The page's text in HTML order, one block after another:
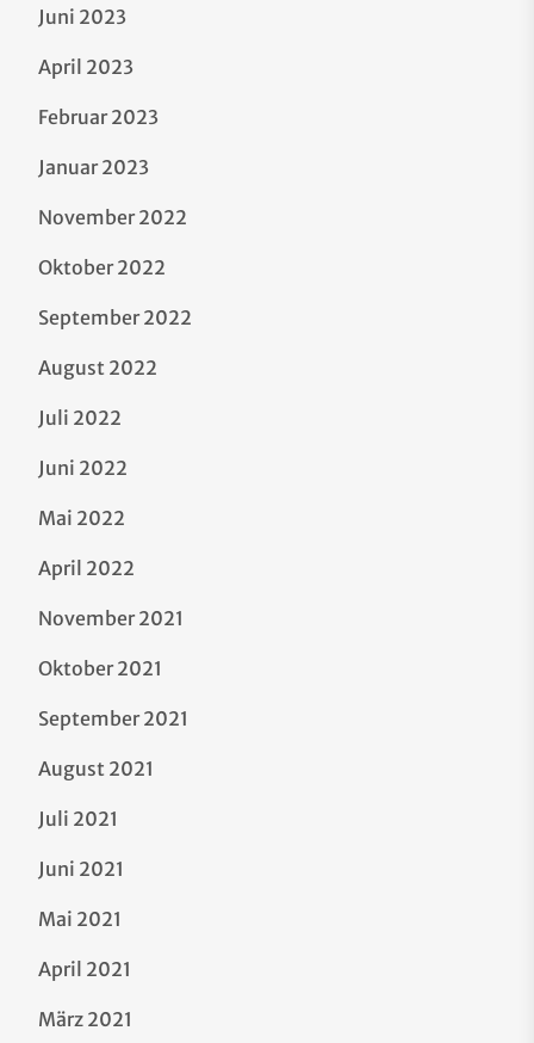
Juni 2023
April 2023
Februar 2023
Januar 2023
November 2022
Oktober 2022
September 2022
August 2022
Juli 2022
Juni 2022
Mai 2022
April 2022
November 2021
Oktober 2021
September 2021
August 2021
Juli 2021
Juni 2021
Mai 2021
April 2021
März 2021